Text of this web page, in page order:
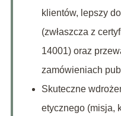
klientów, lepszy
(zwłaszcza z
14001) oraz
zamówieniach
Skuteczne
etycznego (misja,